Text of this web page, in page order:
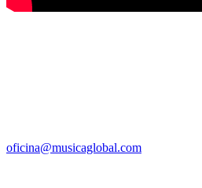
oficina@musicaglobal.com